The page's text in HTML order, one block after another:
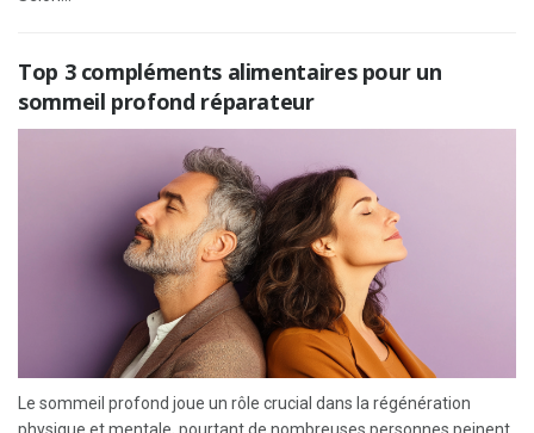
Top 3 compléments alimentaires pour un
sommeil profond réparateur
Le sommeil profond joue un rôle crucial dans la régénération